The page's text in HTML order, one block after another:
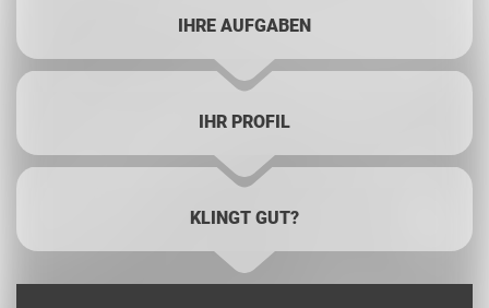
IHRE AUFGABEN
IHR PROFIL
KLINGT GUT?